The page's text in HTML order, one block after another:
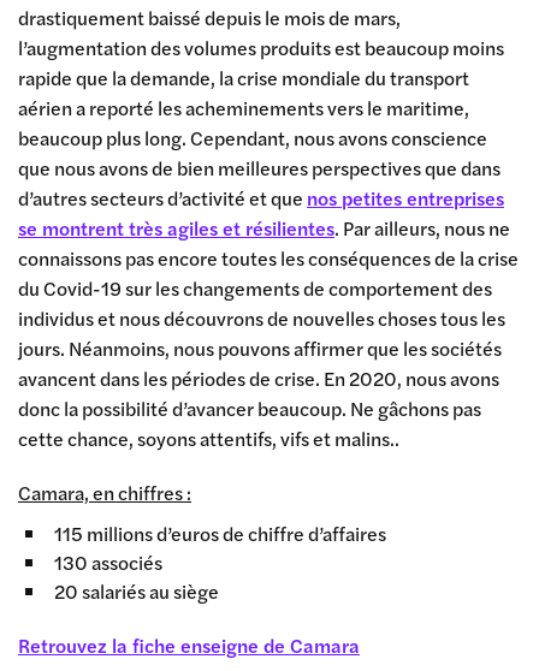
drastiquement baissé depuis le mois de mars,
l’augmentation des volumes produits est beaucoup moins
rapide que la demande, la crise mondiale du transport
aérien a reporté les acheminements vers le maritime,
beaucoup plus long. Cependant, nous avons conscience
que nous avons de bien meilleures perspectives que dans
d’autres secteurs d’activité et que nos petites entreprises
se montrent très agiles et résilientes. Par ailleurs, nous ne
connaissons pas encore toutes les conséquences de la crise
du Covid-19 sur les changements de comportement des
individus et nous découvrons de nouvelles choses tous les
jours. Néanmoins, nous pouvons affirmer que les sociétés
avancent dans les périodes de crise. En 2020, nous avons
donc la possibilité d’avancer beaucoup. Ne gâchons pas
cette chance, soyons attentifs, vifs et malins..
Camara, en chiffres :
115 millions d’euros de chiffre d’affaires
130 associés
20 salariés au siège
Retrouvez la fiche enseigne de Camara